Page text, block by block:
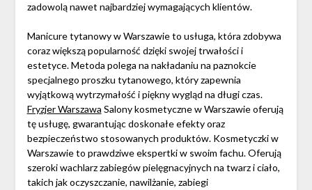
zadowolą nawet najbardziej wymagających klientów.
Manicure tytanowy w Warszawie to usługa, która zdobywa
coraz większą popularność dzięki swojej trwałości i
estetyce. Metoda polega na nakładaniu na paznokcie
specjalnego proszku tytanowego, który zapewnia
wyjątkową wytrzymałość i piękny wygląd na długi czas.
Fryzjer Warszawa Salony kosmetyczne w Warszawie oferują
tę usługę, gwarantując doskonałe efekty oraz
bezpieczeństwo stosowanych produktów. Kosmetyczki w
Warszawie to prawdziwe ekspertki w swoim fachu. Oferują
szeroki wachlarz zabiegów pielęgnacyjnych na twarz i ciało,
takich jak oczyszczanie, nawilżanie, zabiegi